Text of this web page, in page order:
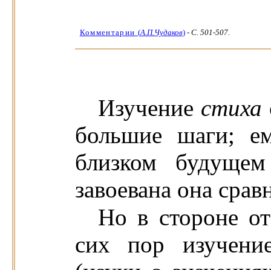
Комментарии (А.П.Чудаков)- C. 501-507.
Изучение стиха
большие шаги;
близком
завоевана она
Но в стороне
сих пор